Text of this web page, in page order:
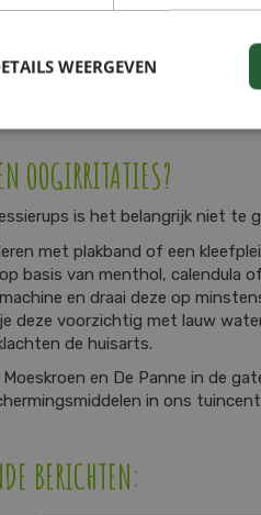
deuren dicht als er in je tuin
een melding van de betreffende
om de nesten en
of provincie.
OOGIRRITATIES?
is het belangrijk niet te
met plakband of een
basis van menthol, calendula
en draai deze op
deze voorzichtig met lauw
de huisarts.
en De Panne in de
in ons
BERICHTEN:
WEERGEVEN